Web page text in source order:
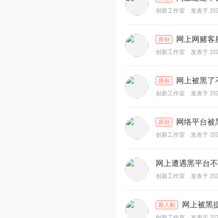
创新工作室 发表于
原创 网上网赌客
创新工作室 发表于
原创 网上被黑了
创新工作室 发表于
原创 网络平台被
创新工作室 发表于
网上遭遇黑平台
创新工作室 发表于
新人帖 网上被黑